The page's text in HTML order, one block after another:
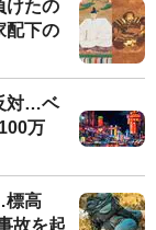
けたの
配下の
対…ベ
万
標高
故を起